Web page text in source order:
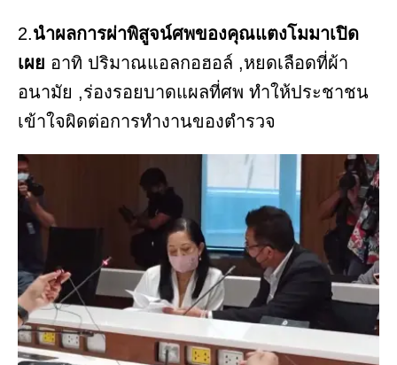
2.นำผลการผ่าพิสูจน์ศพของคุณแตงโมมาเปิด
เผย อาทิ ปริมาณแอลกอฮอล์ ,หยดเลือดที่ผ้า
อนามัย ,ร่องรอยบาดแผลที่ศพ ทำให้ประชาชน
เข้าใจผิดต่อการทำงานของตำรวจ